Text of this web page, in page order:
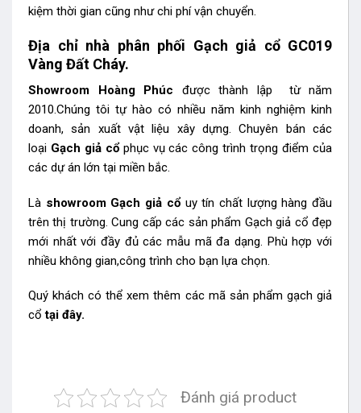
kiệm thời gian cũng như chi phí vận chuyển.
Địa chỉ nhà phân phối Gạch giả cổ GC019
Vàng Đất Cháy.
Showroom Hoàng Phúc được thành lập từ năm
2010.Chúng tôi tự hào có nhiều năm kinh nghiệm kinh
doanh, sản xuất vật liệu xây dựng. Chuyên bán các
loại Gạch giả cổphục vụ các công trình trọng điểm của
các dự án lớn tại miền bắc.
Là showroom Gạch giả cổ uy tín chất lượng hàng đầu
trên thị trường. Cung cấp các sản phẩm Gạch giả cổ đẹp
mới nhất với đầy đủ các mẫu mã đa dạng. Phù hợp với
nhiều không gian,công trình cho bạn lựa chọn.
Quý khách có thể xem thêm các mã sản phẩm gạch giả
cổ tại đây.
Đánh giá product